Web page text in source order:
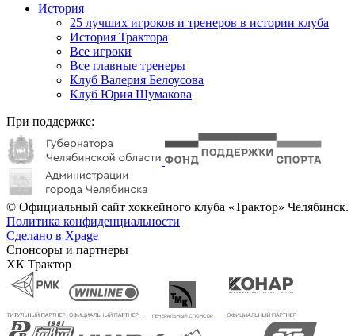
История
25 лучших игроков и тренеров в истории клуба
История Трактора
Все игроки
Все главные тренеры
Клуб Валерия Белоусова
Клуб Юрия Шумакова
При поддержке:
© Официальный сайт хоккейного клуба «Трактор» Челябинск.
Политика конфиденциальности
Сделано в Xpage
Спонсоры и партнеры
ХК Трактор